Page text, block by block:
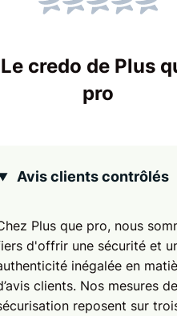
prix
Le credo de Plus
pro
Avis clients contrôlés
Plus que pro, nous
d'offrir une sécurité et
inégalée en
clients. Nos mesures de
reposent sur